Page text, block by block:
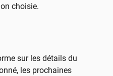
choisie.
sur les détails du
les prochaines